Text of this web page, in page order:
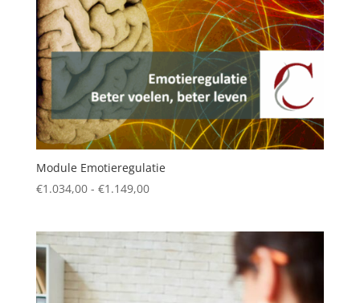
Module Emotieregulatie
€1.034,00 - €1.149,00Prijsklasse:
€1.149,00